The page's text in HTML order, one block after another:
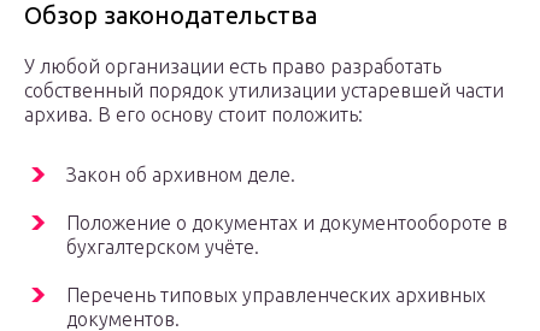
Обзор законодательства
У любой организации есть право разработать
собственный порядок утилизации устаревшей части
архива. В его основу стоит положить:
Закон об архивном деле.
Положение о документах и документообороте в
бухгалтерском учёте.
Перечень типовых управленческих архивных
документов.